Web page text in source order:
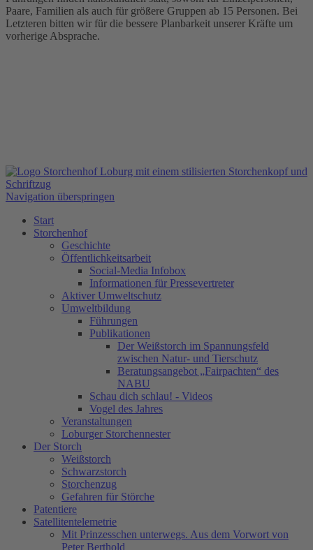
Paare, Familien als auch für größere Gruppen ab 15 Personen. Bei
Letzteren bitten wir für die bessere Planbarkeit unserer Kräfte um
vorherige Absprache.
Navigation überspringen
Start
Storchenhof
Geschichte
Öffentlichkeitsarbeit
Social-Media Infobox
Informationen für Pressevertreter
Aktiver Umweltschutz
Umweltbildung
Führungen
Publikationen
Der Weißstorch im Spannungsfeld
zwischen Natur- und Tierschutz
Beratungsangebot „Fairpachten“ des
NABU
Schau dich schlau! - Videos
Vogel des Jahres
Veranstaltungen
Loburger Storchennester
Der Storch
Weißstorch
Schwarzstorch
Storchenzug
Gefahren für Störche
Patentiere
Satellitentelemetrie
Mit Prinzesschen unterwegs. Aus dem Vorwort von
Peter Berthold